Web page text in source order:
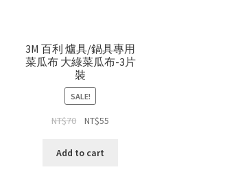
3M 百利 爐具/鍋具專用
菜瓜布 大綠菜瓜布-3片
裝
SALE!
NT$70 NT$55
Add to cart